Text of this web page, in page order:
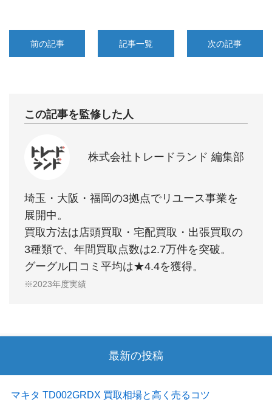
前の記事 記事一覧 次の記事
この記事を監修した人
株式会社トレードランド 編集部
埼玉・大阪・福岡の3拠点でリユース事業を
展開中。
買取方法は店頭買取・宅配買取・出張買取の
3種類で、年間買取点数は2.7万件を突破。
グーグル口コミ平均は★4.4を獲得。
※2023年度実績
最新の投稿
マキタ TD002GRDX 買取相場と高く売るコツ